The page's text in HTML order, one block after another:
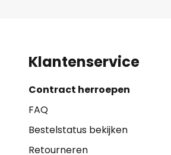
Klantenservice
Contract herroepen
FAQ
Bestelstatus bekijken
Retourneren